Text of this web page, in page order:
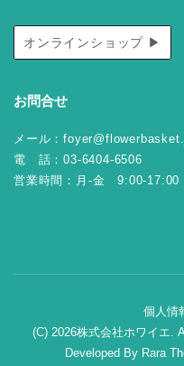
オンラインショップ ▶
お問合せ
メール：
電 話：03-6404-6506
営業時間：月-金 9:00-17:00
個人情
(C) 2026株式会社ホワイエ.
Developed By Rara